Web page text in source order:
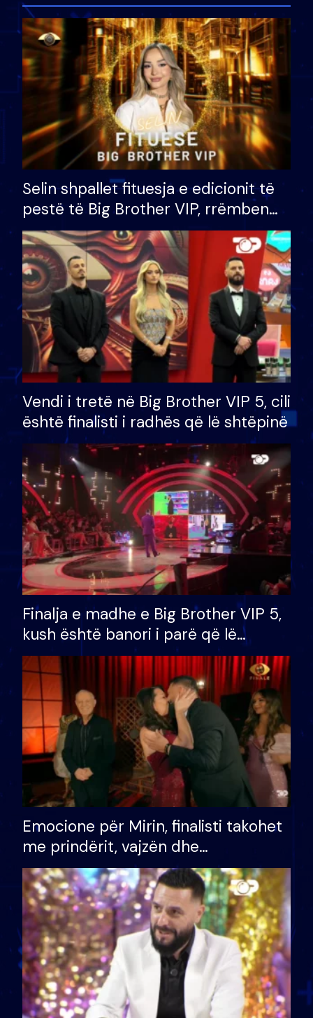
Selin shpallet fituesja e edicionit të
pestë të Big Brother VIP, rrëmben
çmimin e madh prej 100 mijë eurosh
Vendi i tretë në Big Brother VIP 5, cili
është finalisti i radhës që lë shtëpinë
Finalja e madhe e Big Brother VIP 5,
kush është banori i parë që lë
shtëpinë dhe humb mundësinë për
të fituar çmimin e madh
Emocione për Mirin, finalisti takohet
me prindërit, vajzën dhe
bashkëshorten: S’kemi ndonjë letër
divorci apo jo?